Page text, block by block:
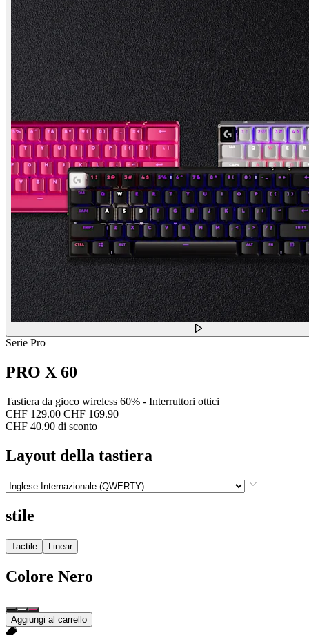
Serie Pro
PRO X 60
Tastiera da gioco wireless 60% - Interruttori ottici
CHF 129.00 CHF 169.90
CHF 40.90 di sconto
Layout della tastiera
stile
Tactile Linear
Colore Nero
Aggiungi al carrello